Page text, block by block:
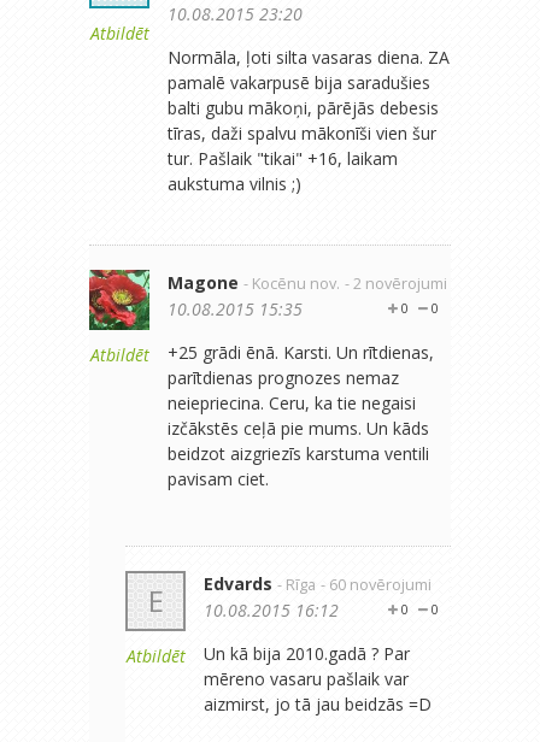
Atbildēt
10.08.2015 23:20
Normāla, ļoti silta vasaras diena. ZA
pamalē vakarpusē bija saradušies
balti gubu mākoņi, pārējās debesis
tīras, daži spalvu mākonīši vien šur
tur. Pašlaik "tikai" +16, laikam
aukstuma vilnis ;)
Atbildēt
Magone - Kocēnu nov. - 2 novērojumi
0
0
10.08.2015 15:35
+25 grādi ēnā. Karsti. Un rītdienas,
parītdienas prognozes nemaz
neiepriecina. Ceru, ka tie negaisi
izčākstēs ceļā pie mums. Un kāds
beidzot aizgriezīs karstuma ventili
pavisam ciet.
E
Atbildēt
Edvards - Rīga - 60 novērojumi
0
0
10.08.2015 16:12
Un kā bija 2010.gadā ? Par
mēreno vasaru pašlaik var
aizmirst, jo tā jau beidzās =D